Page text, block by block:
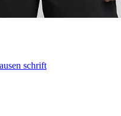
schrift